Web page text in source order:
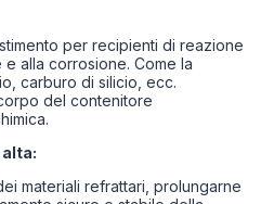
per recipienti di reazione
alla corrosione. Come la
carburo di silicio, ecc.
del contenitore
materiali refrattari, prolungarne